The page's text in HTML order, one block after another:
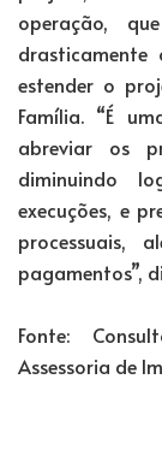
operação,
estender o
Família. “É
abreviar os
diminuindo
execuções, e
processuais,
pagamentos”,
Fonte:
Assessoria de